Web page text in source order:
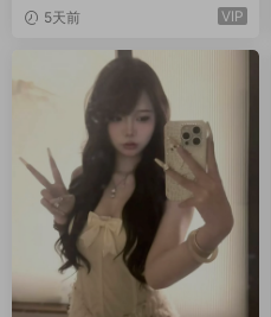
5天前 VIP